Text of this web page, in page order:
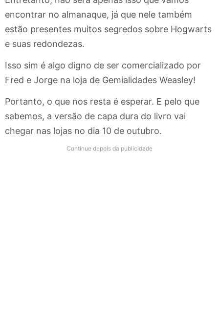
encontrar no almanaque, já que nele também
estão presentes muitos segredos sobre Hogwarts
e suas redondezas.
Isso sim é algo digno de ser comercializado por
Fred e Jorge na loja de Gemialidades Weasley!
Portanto, o que nos resta é esperar. E pelo que
sabemos, a versão de capa dura do livro vai
chegar nas lojas no dia 10 de outubro.
Continue depois da publicidade